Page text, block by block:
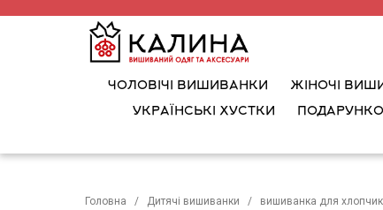
ЧОЛОВІЧІ ВИШИВАНКИ ЖІНОЧІ
УКРАЇНСЬКІ ХУСТКИ
Головна Дитячі вишиванки вишиванка для